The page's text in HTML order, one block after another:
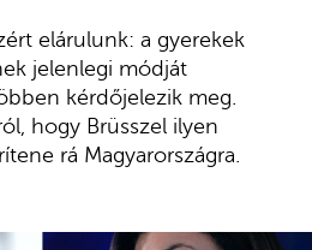
elárulunk: a gyerekek
jelenlegi módját
kérdőjelezik meg.
hogy Brüsszel ilyen
rá Magyarországra.